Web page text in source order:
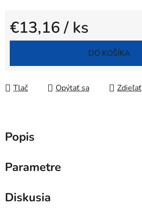
€13,16/ ks
Jednotková cena:
DO KOŠÍKA
Tlač Opýtať sa Zdieľať
Popis
Parametre
Diskusia